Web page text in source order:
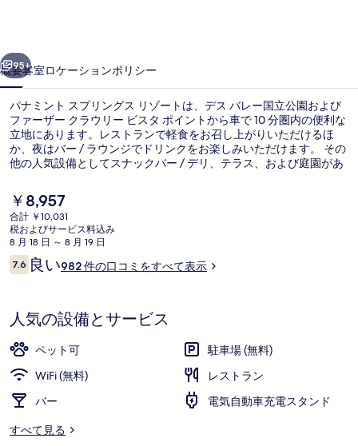
リ
ン
グ
ス
リ
ゾ
ー
ト
の
真
ギ
ャ
ラ
リ
95+
概要客室ロケーションポリシー
パナミント スプリングス リゾートは、デス バレー国立公園および
ファーザー クラウリー ビスタ ポイントから車で 10 分圏内の便利な
立地にあります。レストランで軽食をお召し上がりいただけるほ
か、夜はバー / ラウンジでドリンクをお楽しみいただけます。 その
他の人気設備としてスナックバー / デリ、テラス、および庭園があ
ます。
現
在
の
料
金
は
す
￥8,957
合計 ￥10,031
税およびサービス料込み
8 月 18 日 ～ 8 月 19 日
口
コ
7.610段階中7.6
良い982 件の口コミをすべて表示
人気の設備とサービス
ペット可
駐車場 (無料)
WiFi (無料)
レストラン
バー
電気自動車充電スタンド
すべて見る